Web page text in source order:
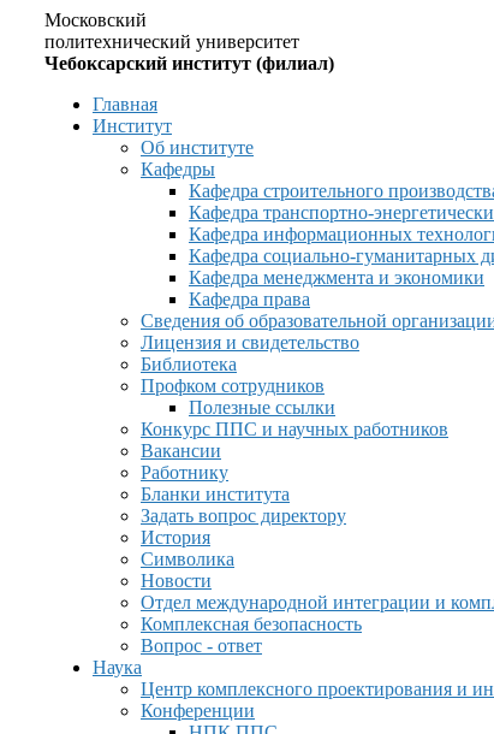
Московский
политехнический университет
Чебоксарский институт (филиал)
Главная
Институт
Об институте
Кафедры
Кафедра строительного
Кафедра транспортно-
Кафедра информационных
Кафедра социально-гуманитарных
Кафедра менеджмента и экономики
Кафедра права
Сведения об образовательной
Лицензия и свидетельство
Библиотека
Профком сотрудников
Полезные ссылки
Конкурс ППС и научных работников
Вакансии
Работнику
Бланки института
Задать вопрос директору
История
Символика
Новости
Отдел международной интеграции и
Комплексная безопасность
Вопрос - ответ
Наука
Центр комплексного проектирования и
Конференции